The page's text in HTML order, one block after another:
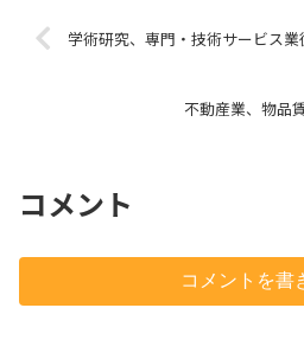
学術研究、専門・技術サービス業
不動産業、物品
コメント
コメントを書